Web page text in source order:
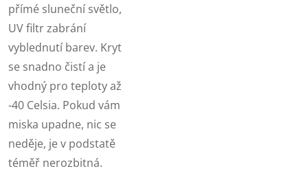
přímé sluneční světlo,
UV filtr zabrání
vyblednutí barev. Kryt
se snadno čistí a je
vhodný pro teploty až
-40 Celsia. Pokud vám
miska upadne, nic se
neděje, je v podstatě
téměř nerozbitná.